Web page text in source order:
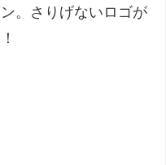
。さりげないロゴが